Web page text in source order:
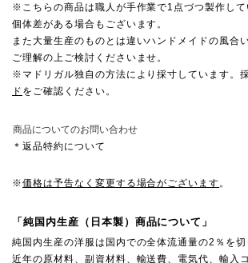
※こちらの商品は職人が手作業で1点づつ製作し
個体差がある場合もございます。
また大量生産のものとは違いハンドメイドの風合
ご理解の上ご検討くださいませ。
※マドリガル独自の方法により採寸しています。
ド をご確認ください。
商品についてのお問い合わせ
＊返品特約について
※価格は予告なく変更する場合がございます。
「純国内生産（日本製）商品について」
純国内生産の洋服は国内での全体流通量の2％を切
近年の原材料、副資材料、輸送費、電気代、輸入